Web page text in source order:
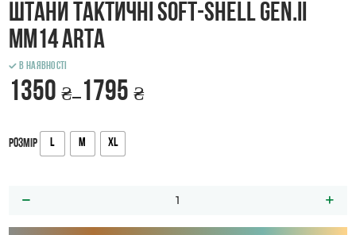
Штани тактичні Soft-Shell GEN.II
MM14 ARTA
В наявності
1350 ₴–1795 ₴
Розмір L M XL